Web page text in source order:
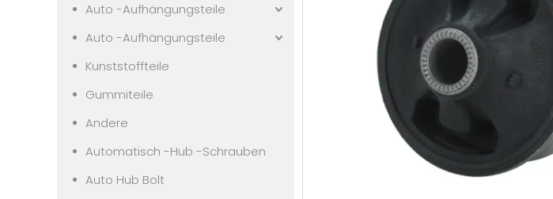
Auto -Aufhängungsteile
Auto -Aufhängungsteile
Kunststoffteile
Gummiteile
Andere
Automatisch -Hub -Schrauben
Auto Hub Bolt